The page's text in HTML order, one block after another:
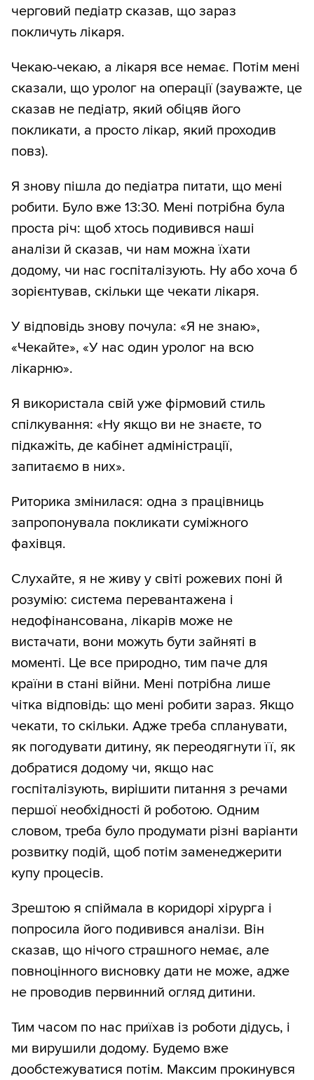
черговий педіатр сказав, що зараз
покличуть лікаря.
Чекаю-чекаю, а лікаря все немає. Потім мені
сказали, що уролог на операції (зауважте, це
сказав не педіатр, який обіцяв його
покликати, а просто лікар, який проходив
повз).
Я знову пішла до педіатра питати, що мені
робити. Було вже 13:30. Мені потрібна була
проста річ: щоб хтось подивився наші
аналізи й сказав, чи нам можна їхати
додому, чи нас госпіталізують. Ну або хоча б
зорієнтував, скільки ще чекати лікаря.
У відповідь знову почула: «Я не знаю»,
«Чекайте», «У нас один уролог на всю
лікарню».
Я використала свій уже фірмовий стиль
спілкування: «Ну якщо ви не знаєте, то
підкажіть, де кабінет адміністрації,
запитаємо в них».
Риторика змінилася: одна з працівниць
запропонувала покликати суміжного
фахівця.
Слухайте, я не живу у світі рожевих поні й
розумію: система перевантажена і
недофінансована, лікарів може не
вистачати, вони можуть бути зайняті в
моменті. Це все природно, тим паче для
країни в стані війни. Мені потрібна лише
чітка відповідь: що мені робити зараз. Якщо
чекати, то скільки. Адже треба спланувати,
як погодувати дитину, як переодягнути її, як
добратися додому чи, якщо нас
госпіталізують, вирішити питання з речами
першої необхідності й роботою. Одним
словом, треба було продумати різні варіанти
розвитку подій, щоб потім заменеджерити
купу процесів.
Зрештою я спіймала в коридорі хірурга і
попросила його подивився аналізи. Він
сказав, що нічого страшного немає, але
повноцінного висновку дати не може, адже
не проводив первинний огляд дитини.
Тим часом по нас приїхав із роботи дідусь, і
ми вирушили додому. Будемо вже
дообстежуватися потім. Максим прокинувся